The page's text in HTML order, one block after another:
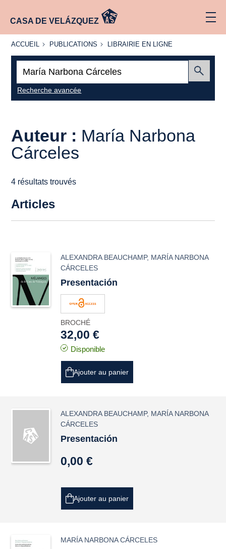
CASA DE VELÁZQUEZ
ACCUEIL
ACCUEIL PUBLICATIONS
PUBLICATIONS
LIBRAIRIE
LIBRAIRIE EN LIGNE
Recherche avancée
Auteur : María Narbona
Cárceles
4 résultats trouvés
Articles
ALEXANDRA BEAUCHAMP, MARÍA NARBONA
CÁRCELES
Presentación
BROCHÉ
32,00 €
Disponible
Ajouter au panier
ALEXANDRA BEAUCHAMP, MARÍA NARBONA
CÁRCELES
Presentación
0,00 €
Ajouter au panier
MARÍA NARBONA CÁRCELES